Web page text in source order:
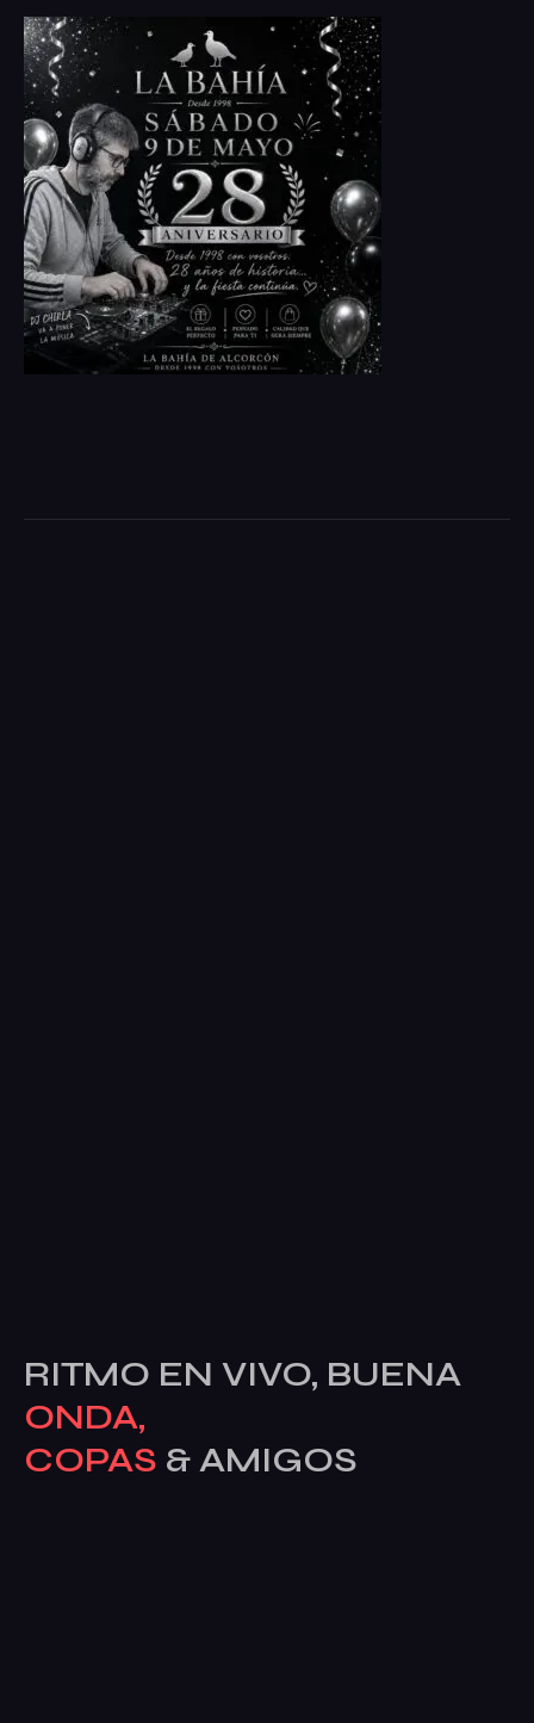
RITMO EN VIVO, BUENA
ONDA,
COPAS & AMIGOS